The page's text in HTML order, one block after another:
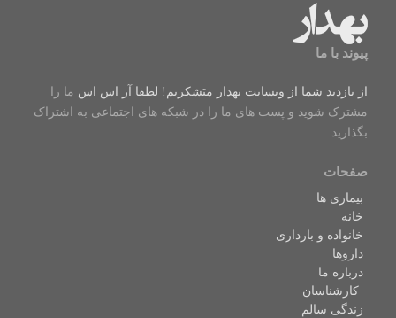
پیوند با ما
از بازدید شما از وبسایت بهدار متشکریم! لطفا آر اس اس ما را
مشترک شوید و پست های ما را در شبکه های اجتماعی به اشتراک
بگذارید.
صفحات
بیماری ها
خانه
خانواده و بارداری
داروها
درباره ما
کارشناسان
زندگی سالم